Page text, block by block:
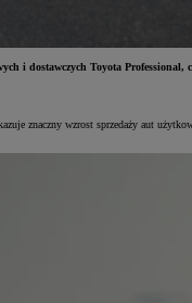
i dostawczych Toyota
znaczny wzrost sprzedaży aut